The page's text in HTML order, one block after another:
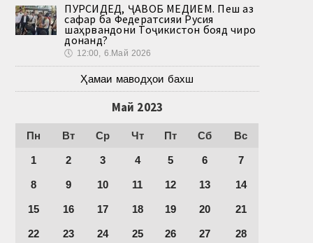
ПУРСИДЕД, ҶАВОБ МЕДИҲЕМ. Пеш аз
сафар ба Федератсияи Русия
шаҳрвандони Тоҷикистон бояд чиро
донанд?
🕔 12:00, 6.Май 2026
Ҳамаи маводҳои бахш
Май 2023
Пн Вт Ср Чт Пт Сб Вс
1 2 3 4 5 6 7
8 9 10 11 12 13 14
15 16 17 18 19 20 21
22 23 24 25 26 27 28